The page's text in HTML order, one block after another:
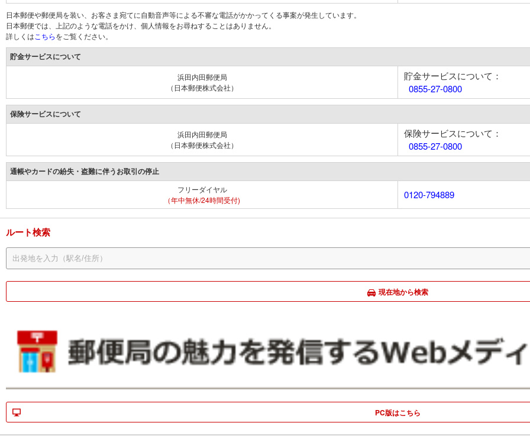
日本郵便や郵便局を装い、お客さま宛てに自動音声等による不審な電話がかかってくる事案が発生しています。
日本郵便では、上記のような電話をかけ、個人情報をお尋ねすることはありません。
詳しくは こちらをご覧ください。
貯金サービスについて
浜田内田郵便局
（日本郵便株式会社）
貯金サービスについて：
0855-27-0800
保険サービスについて
浜田内田郵便局
（日本郵便株式会社）
保険サービスについて：
0855-27-0800
通帳やカードの紛失・盗難に伴うお取引の停止
フリーダイヤル
（年中無休/24時間受付)
0120-794889
ルート検索
現在地から検索
PC版はこちら